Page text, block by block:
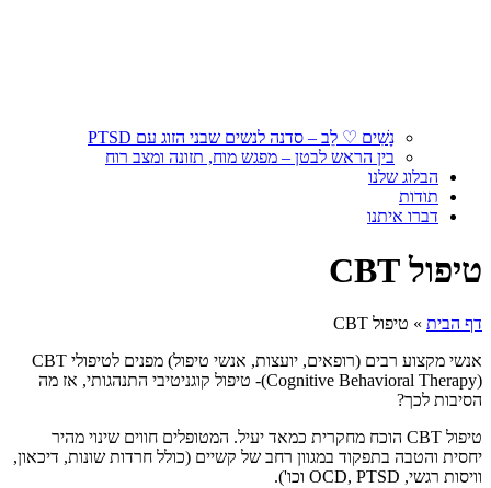
נָשִׁים ♡ לֵב – סדנה לנשים שבני הזוג עם PTSD
בין הראש לבטן – מפגש מוח, תזונה ומצב רוח
הבלוג שלנו
תודות
דברו איתנו
טיפול CBT
דף הבית » טיפול CBT
אנשי מקצוע רבים (רופאים, יועצות, אנשי טיפול) מפנים לטיפולי CBT
(Cognitive Behavioral Therapy)- טיפול קוגניטיבי התנהגותי, אז מה
הסיבות לכך?
טיפול CBT הוכח מחקרית כמאד יעיל. המטופלים חווים שינוי מהיר
יחסית והטבה בתפקוד במגוון רחב של קשיים (כולל חרדות שונות, דיכאון,
וויסות רגשי, OCD, PTSD וכו').